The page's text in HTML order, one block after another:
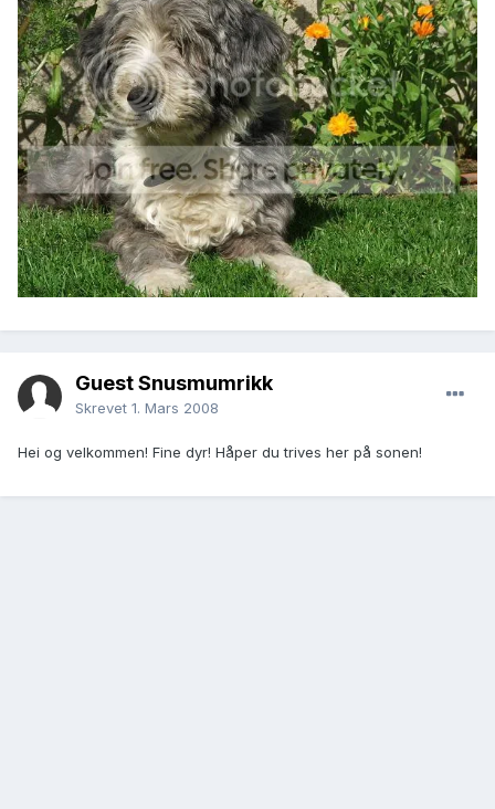
Guest Snusmumrikk
Skrevet 1. Mars 2008
Hei og velkommen! Fine dyr! Håper du trives her på sonen!